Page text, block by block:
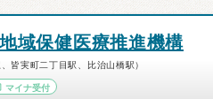
域保健医療推進機構
皆実町二丁目駅、比治山橋駅）
マイナ受付